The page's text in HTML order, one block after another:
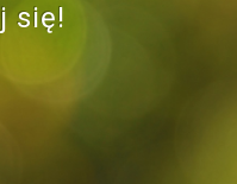
się!